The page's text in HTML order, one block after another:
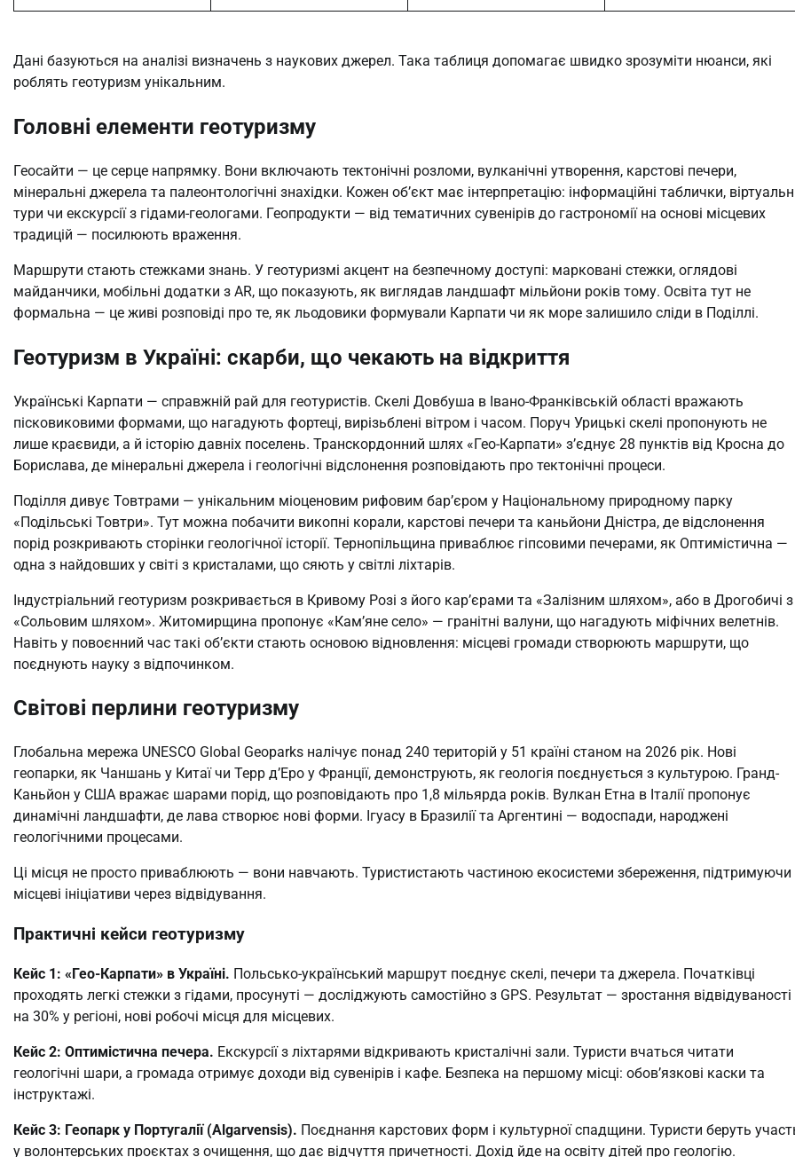
Дані базуються на аналізі визначень з наукових джерел. Така таблиця допомагає швидко зрозуміти нюанси, які
роблять геотуризм унікальним.
Головні елементи геотуризму
Геосайти — це серце напрямку. Вони включають тектонічні розломи, вулканічні утворення, карстові печери,
мінеральні джерела та палеонтологічні знахідки. Кожен об’єкт має інтерпретацію: інформаційні таблички,
тури чи екскурсії з гідами-геологами. Геопродукти — від тематичних сувенірів до гастрономії на основі місцевих
традицій — посилюють враження.
Маршрути стають стежками знань. У геотуризмі акцент на безпечному доступі: марковані стежки, оглядові
майданчики, мобільні додатки з AR, що показують, як виглядав ландшафт мільйони років тому. Освіта тут не
формальна — це живі розповіді про те, як льодовики формували Карпати чи як море залишило сліди в Поділлі.
Геотуризм в Україні: скарби, що чекають на відкриття
Українські Карпати — справжній рай для геотуристів. Скелі Довбуша в Івано-Франківській області вражають
пісковиковими формами, що нагадують фортеці, вирізьблені вітром і часом. Поруч Урицькі скелі пропонують не
лише краєвиди, а й історію давніх поселень. Транскордонний шлях «Гео-Карпати» з’єднує 28 пунктів від Кросна до
Борислава, де мінеральні джерела і геологічні відслонення розповідають про тектонічні процеси.
Поділля дивує Товтрами — унікальним міоценовим рифовим бар’єром у Національному природному парку
«Подільські Товтри». Тут можна побачити викопні корали, карстові печери та каньйони Дністра, де відслонення
порід розкривають сторінки геологічної історії. Тернопільщина приваблює гіпсовими печерами, як Оптимістична —
одна з найдовших у світі з кристалами, що сяють у світлі ліхтарів.
Індустріальний геотуризм розкривається в Кривому Розі з його кар’єрами та «Залізним шляхом», або в Дрогобичі з
«Сольовим шляхом». Житомирщина пропонує «Кам’яне село» — гранітні валуни, що нагадують міфічних велетнів.
Навіть у повоєнний час такі об’єкти стають основою відновлення: місцеві громади створюють маршрути, що
поєднують науку з відпочинком.
Світові перлини геотуризму
Глобальна мережа UNESCO Global Geoparks налічує понад 240 територій у 51 країні станом на 2026 рік. Нові
геопарки, як Чаншань у Китаї чи Терр д’Еро у Франції, демонструють, як геологія поєднується з культурою. Гранд-
Каньйон у США вражає шарами порід, що розповідають про 1,8 мільярда років. Вулкан Етна в Італії пропонує
динамічні ландшафти, де лава створює нові форми. Ігуасу в Бразилії та Аргентині — водоспади, народжені
геологічними процесами.
Ці місця не просто приваблюють — вони навчають. Туристистають частиною екосистеми збереження, підтримуючи
місцеві ініціативи через відвідування.
Практичні кейси геотуризму
Кейс 1: «Гео-Карпати» в Україні. Польсько-український маршрут поєднує скелі, печери та джерела. Початківці
проходять легкі стежки з гідами, просунуті — досліджують самостійно з GPS. Результат — зростання відвідуваності
на 30% у регіоні, нові робочі місця для місцевих.
Кейс 2: Оптимістична печера. Екскурсії з ліхтарями відкривають кристалічні зали. Туристи вчаться читати
геологічні шари, а громада отримує доходи від сувенірів і кафе. Безпека на першому місці: обов’язкові каски та
інструктажі.
Кейс 3: Геопарк у Португалії (Algarvensis). Поєднання карстових форм і культурної спадщини. Туристи беруть
у волонтерських проєктах з очищення, що дає відчуття причетності. Дохід йде на освіту дітей про геологію.